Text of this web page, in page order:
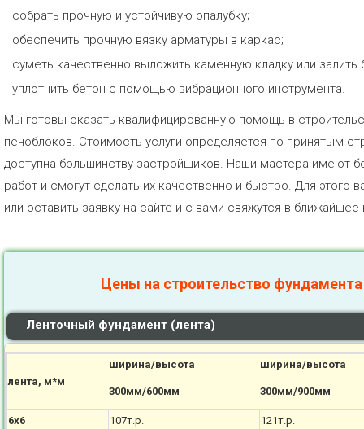
собрать прочную и устойчивую опалубку;
обеспечить прочную вязку арматуры в каркас;
суметь качественно выложить каменную кладку или
уплотнить бетон с помощью вибрационного инструмента.
Мы готовы оказать квалифицированную помощь в
пеноблоков. Стоимость услуги определяется по принятым
доступна большинству застройщиков. Наши мастера имеют
работ и смогут сделать их качественно и быстро. Для этого
или оставить заявку на сайте и с вами свяжутся в
Цены на строительство
Ленточный фундамент (лента)
лента, м*м
ширина/высота
300мм/600мм
ширина/высота
300мм/900мм
6х6 107т.р.
121т.р.